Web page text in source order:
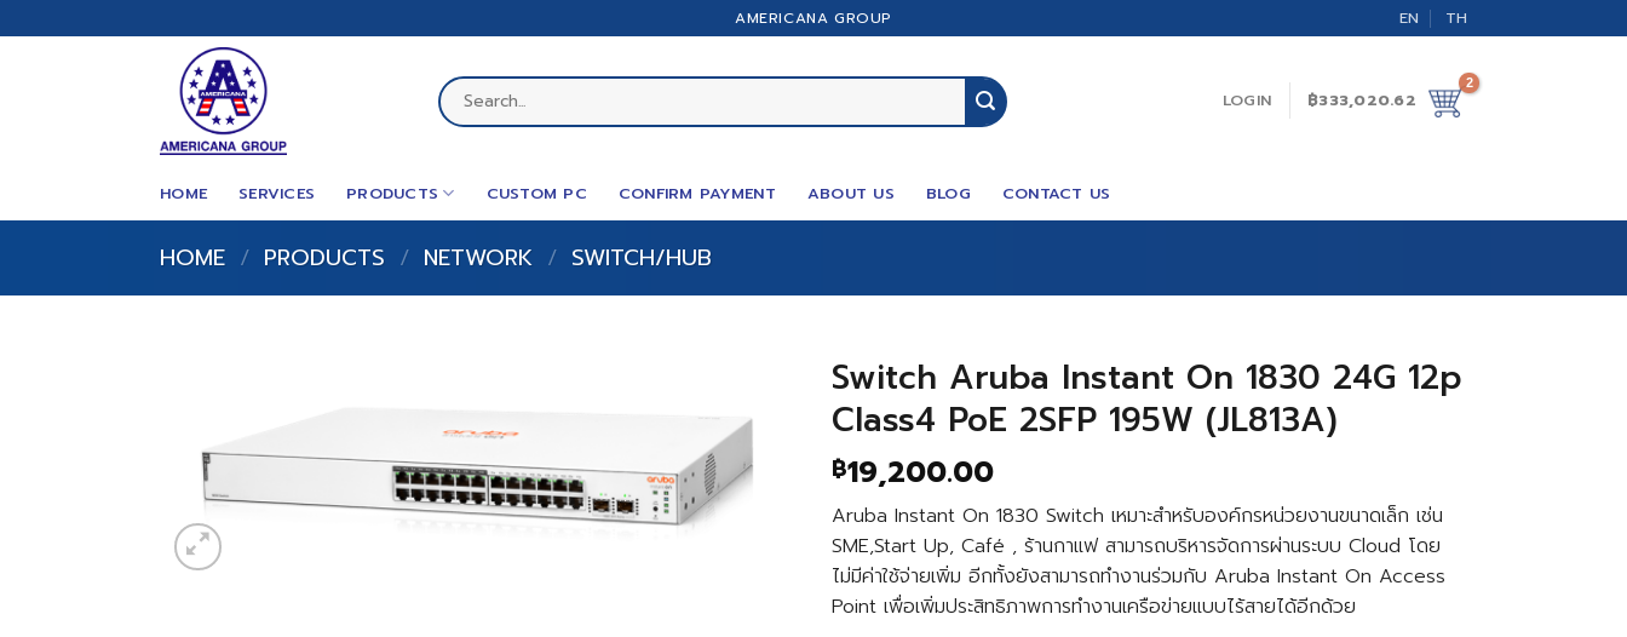
to
AMERICANA GROUP EN TH
Search
for:
LOGIN ฿333,020.62
HOME SERVICES PRODUCTS CUSTOM PC CONFIRM PAYMENT ABOUT US BLOG CONTACT US
HOME / PRODUCTS / NETWORK / SWITCH/HUB
Switch Aruba Instant On 1830 24G 12p
Class4 PoE 2SFP 195W (JL813A)
฿19,200.00
Aruba Instant On 1830 Switch เหมาะสำหรับองค์กรหน่วยงานขนาดเล็ก เช่น
SME,Start Up, Café , ร้านกาแฟ สามารถบริหารจัดการผ่านระบบ Cloud โดย
ไม่มีค่าใช้จ่ายเพิ่ม อีกทั้งยังสามารถทำงานร่วมกับ Aruba Instant On Access
Point เพื่อเพิ่มประสิทธิภาพการทำงานเครือข่ายแบบไร้สายได้อีกด้วย